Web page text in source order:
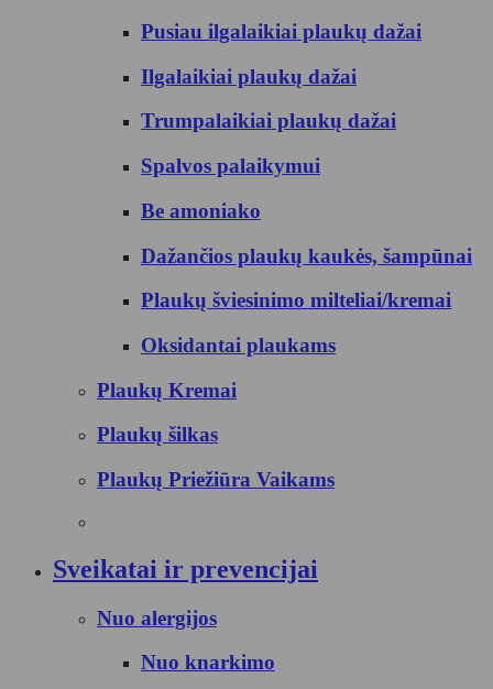
Pusiau ilgalaikiai plaukų dažai
Ilgalaikiai plaukų dažai
Trumpalaikiai plaukų dažai
Spalvos palaikymui
Be amoniako
Dažančios plaukų kaukės, šampūnai
Plaukų šviesinimo milteliai/kremai
Oksidantai plaukams
Plaukų Kremai
Plaukų šilkas
Plaukų Priežiūra Vaikams
Sveikatai ir prevencijai
Nuo alergijos
Nuo knarkimo